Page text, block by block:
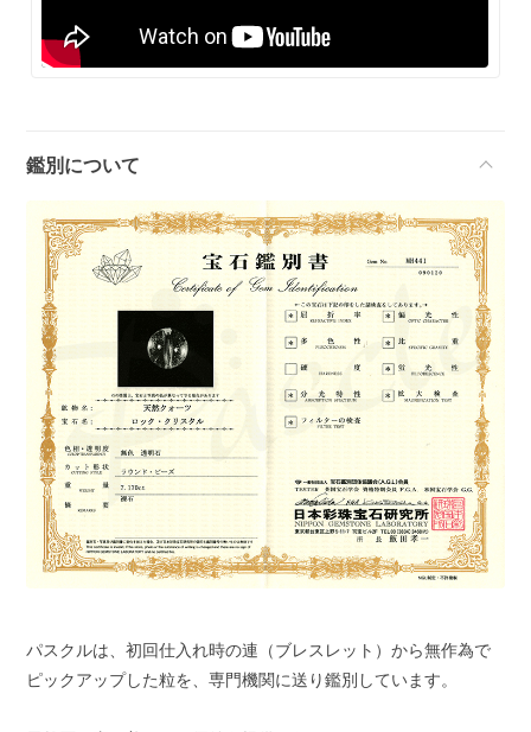
鑑別について
パスクルは、初回仕入れ時の連（ブレスレット）から無作為で
ピックアップした粒を、専門機関に送り鑑別しています。